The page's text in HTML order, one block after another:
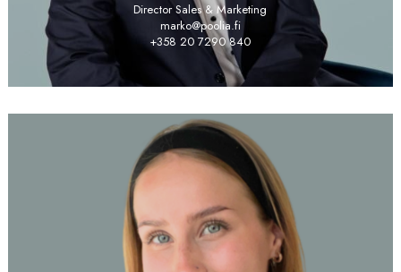
Director Sales & Marketing
marko@poolia.fi
+358 20 7290 840